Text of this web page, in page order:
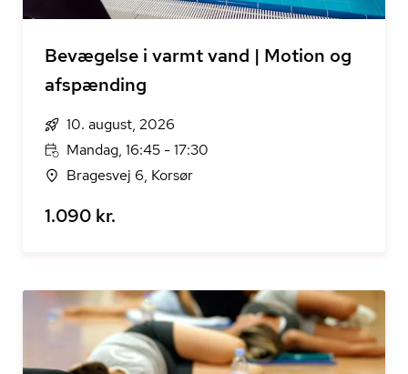
Bevægelse i varmt vand | Motion og
afspænding
10. august, 2026
Mandag, 16:45 - 17:30
Bragesvej 6, Korsør
1.090 kr.